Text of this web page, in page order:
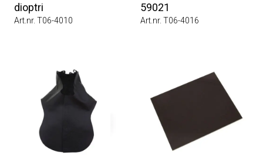
dioptri
Art.nr. T06-4010
59021
Art.nr. T06-4016